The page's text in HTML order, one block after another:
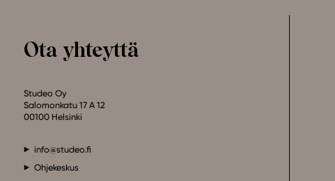
Ota yhteyttä
Studeo Oy
Salomonkatu 17 A 12
00100 Helsinki
info@studeo.fi
Ohjekeskus